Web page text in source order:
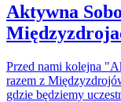
Aktywna
Przed nami kolejna
razem z
gdzie będziemy